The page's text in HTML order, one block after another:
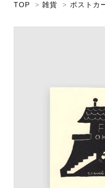
TOP > 雑貨 > ポストカ